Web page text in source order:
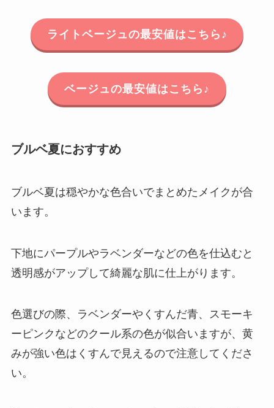
ライトベージュの最安値はこちら♪
ベージュの最安値はこちら♪
ブルベ夏におすすめ
ブルベ夏は穏やかな色合いでまとめたメイクが合
います。
下地にパープルやラベンダーなどの色を仕込むと
透明感がアップして綺麗な肌に仕上がります。
色選びの際、ラベンダーやくすんだ青、スモーキ
ーピンクなどのクール系の色が似合いますが、黄
みが強い色はくすんで見えるので注意してくださ
い。